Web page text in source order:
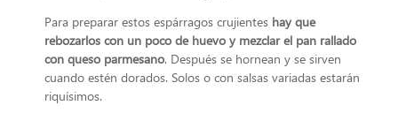
Para preparar estos espárragos crujientes hay que
rebozarlos con un poco de huevo y mezclar el pan rallado
con queso parmesano. Después se hornean y se sirven
cuando estén dorados. Solos o con salsas variadas estarán
riquísimos.